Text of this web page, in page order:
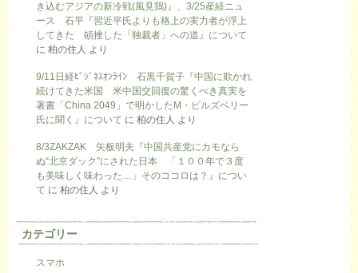
き込むアジアの新冷戦(風見鶏)』、3/25産経ニュ
ース 石平『習近平氏よりも格上の実力者が浮上
してきた 頓挫した「独裁者」への道』について
に 柏の住人 より
9/11日経ﾋﾞｼﾞﾈｽｵﾝﾗｲﾝ 石黒千賀子『中国に欺かれ
続けてきた米国 米中国交回復の驚くべき真実を
著書「China 2049」で明かしたM・ピルズベリー
氏に聞く』について に 柏の住人 より
8/3ZAKZAK 矢板明夫『中国共産党にカモなら
ぬ“北京ダック”にされた日本 「１００年で３度
も美味しく味わった…」そのココロは？』につい
て に 柏の住人 より
カテゴリー
スマホ